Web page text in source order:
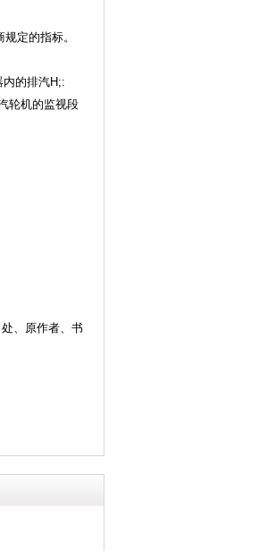
定的指标。
的排汽H;:
轮机的监视段
、原作者、书